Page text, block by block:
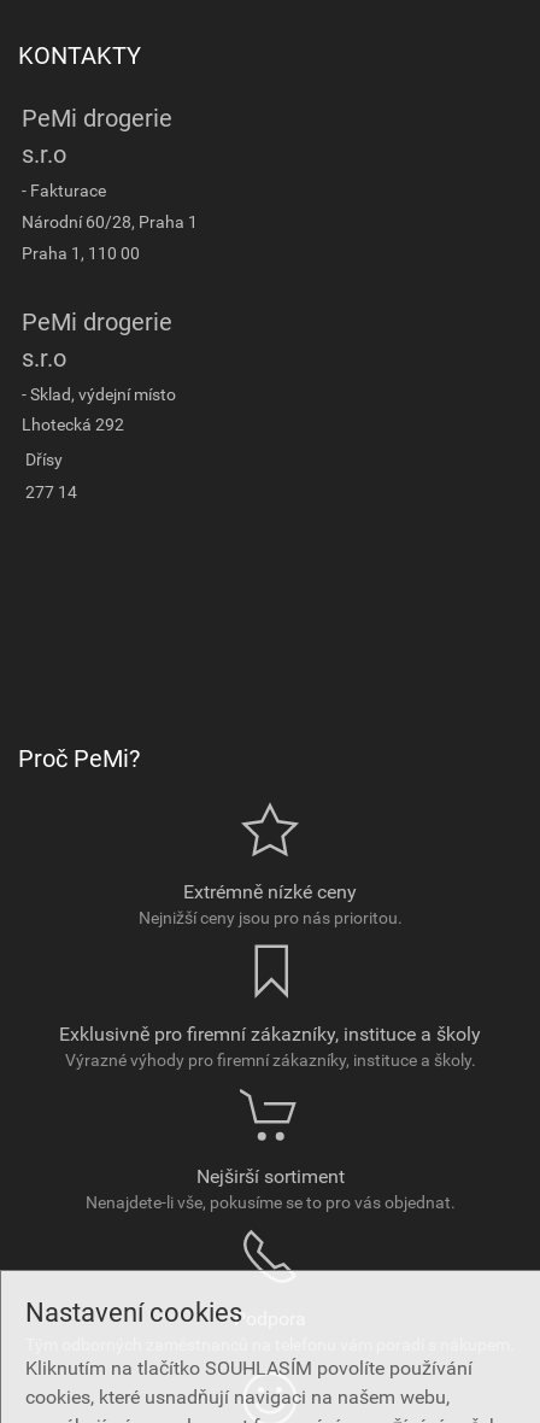
Nastavení cookies
Kliknutím na tlačítko SOUHLASÍM povolíte používání
cookies, které usnadňují navigaci na našem webu,
KONTAKTY
PeMi drogerie
s.r.o
- Fakturace
Národní 60/28, Praha 1
Praha 1, 110 00
PeMi drogerie
s.r.o
- Sklad, výdejní místo
Lhotecká 292
Dřísy
277 14
Proč PeMi?
Extrémně nízké ceny
Nejnižší ceny jsou pro nás prioritou.
Exklusivně pro firemní zákazníky, instituce a školy
Výrazné výhody pro firemní zákazníky, instituce a školy.
Nejširší sortiment
Nenajdete-li vše, pokusíme se to pro vás objednat.
Podpora